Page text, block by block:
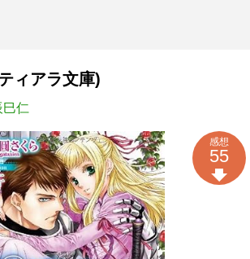
ィアラ文庫)
巳仁
感想
55